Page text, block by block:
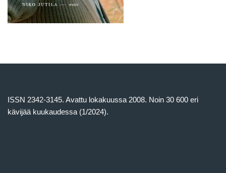
ISSN 2342-3145. Avattu lokakuussa 2008. Noin 30 600 eri
kävijää kuukaudessa (1/2024).